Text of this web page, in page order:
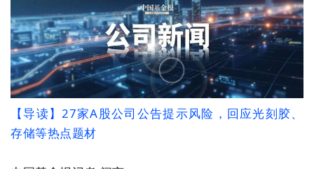
【导读】27家A股公司公告提示风险，回应光刻胶、
存储等热点题材